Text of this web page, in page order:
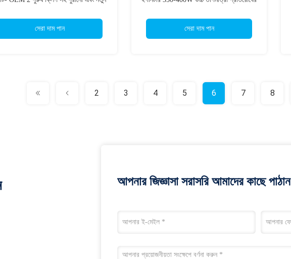
সেরা দাম পান সেরা দাম পান
2 3 4 5 6 7 8
আপনার জিজ্ঞাসা সরাসরি আমাদের কাছে পাঠান